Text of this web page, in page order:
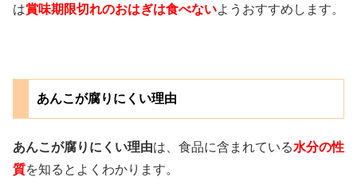
は賞味期限切れのおはぎは食べないようおすすめします。
あんこが腐りにくい理由
あんこが腐りにくい理由は、食品に含まれている水分の性
質を知るとよくわかります。